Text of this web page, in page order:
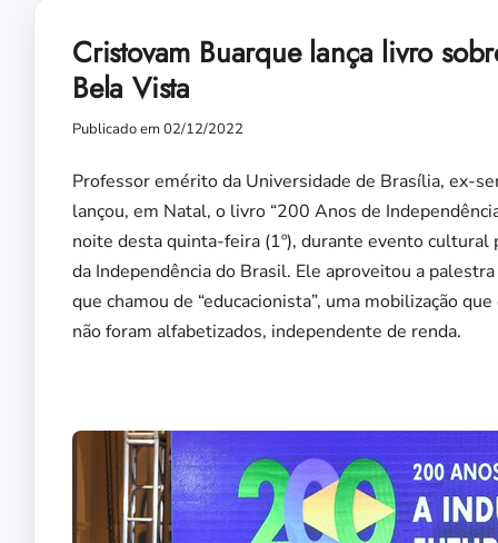
Cristovam Buarque lança livro
Bela Vista
Publicado em 02/12/2022
Professor emérito da Universidade de Brasília, ex-
lançou, em Natal, o livro “200 Anos de
noite desta quinta-feira (1º), durante evento cultural
da Independência do Brasil. Ele aproveitou a
que chamou de “educacionista”, uma mobilização
não foram alfabetizados, independente de renda.